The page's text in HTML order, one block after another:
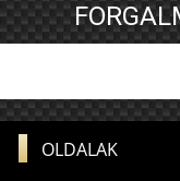
OLDALAK